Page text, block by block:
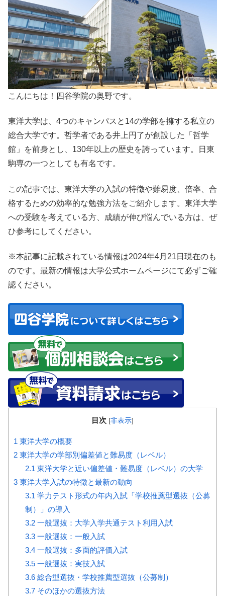
こんにちは！四谷学院の奥野です。
東洋大学は、4つのキャンパスと14の学部を擁する私立の
総合大学です。哲学者である井上円了が創設した「哲学
館」を前身とし、130年以上の歴史を誇っています。日東
駒専の一つとしても有名です。
この記事では、東洋大学の入試の特徴や難易度、倍率、合
格するための効率的な勉強方法をご紹介します。東洋大学
への受験を考えている方、成績が伸び悩んでいる方は、ぜ
ひ参考にしてください。
※本記事に記載されている情報は2024年4月21日現在のも
のです。最新の情報は大学公式ホームページにて必ずご確
認ください。
目次 [非表示]
1 東洋大学の概要
2 東洋大学の学部別偏差値と難易度（レベル）
2.1 東洋大学と近い偏差値・難易度（レベル）の大学
3 東洋大学入試の特徴と最新の動向
3.1 学力テスト形式の年内入試「学校推薦型選抜（公募
制）」の導入
3.2一般選抜：大学入学共通テスト利用入試
3.3一般選抜：一般入試
3.4一般選抜：多面的評価入試
3.5一般選抜：実技入試
3.6総合型選抜・学校推薦型選抜（公募制）
3.7そのほかの選抜方法